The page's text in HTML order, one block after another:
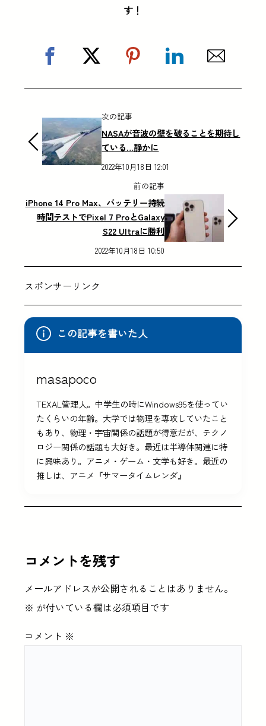
す！
次の記事
NASAが音波の壁を破ることを期待し
ている…静かに
2022年10月18日 12:01
前の記事
iPhone 14 Pro Max、バッテリー持続
時間テストでPixel 7 ProとGalaxy
S22 Ultraに勝利
2022年10月18日 10:50
スポンサーリンク
この記事を書いた人
masapoco
TEXAL管理人。中学生の時にWindows95を使ってい
たくらいの年齢。大学では物理を専攻していたこと
もあり、物理・宇宙関係の話題が得意だが、テクノ
ロジー関係の話題も大好き。最近は半導体関連に特
に興味あり。アニメ・ゲーム・文学も好き。最近の
推しは、アニメ『サマータイムレンダ』
コメントを残す
メールアドレスが公開されることはありません。
※ が付いている欄は必須項目です
コメント ※